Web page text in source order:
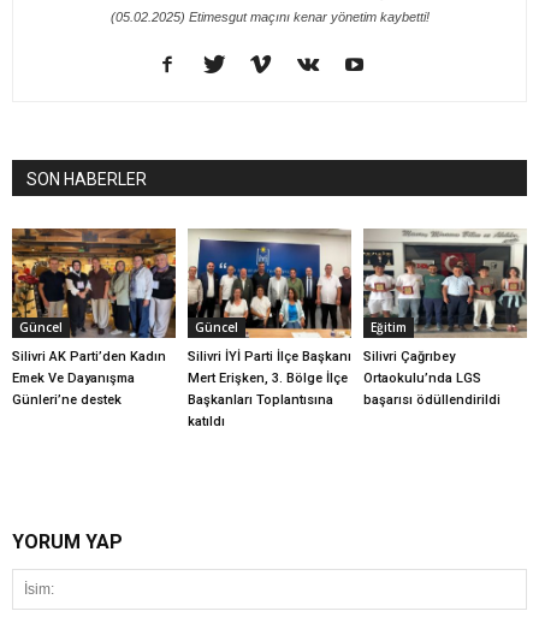
(05.02.2025) Etimesgut maçını kenar yönetim kaybetti!
SON HABERLER
Güncel
Silivri AK Parti’den Kadın
Emek Ve Dayanışma
Günleri’ne destek
Güncel
Silivri İYİ Parti İlçe Başkanı
Mert Erişken, 3. Bölge İlçe
Başkanları Toplantısına
katıldı
Eğitim
Silivri Çağrıbey
Ortaokulu’nda LGS
başarısı ödüllendirildi
YORUM YAP